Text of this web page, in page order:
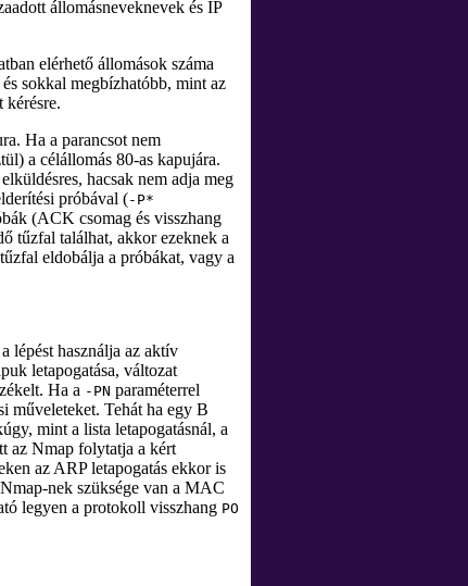
állomásneveknevek és IP
elérhető állomások száma
sokkal megbízhatóbb, mint az
kérésre.
Ha a parancsot nem
a célállomás 80-as kapujára.
hacsak nem adja meg
próbával (-P*
(ACK csomag és visszhang
tűzfal találhat, akkor ezeknek a
eldobálja a próbákat, vagy a
lépést használja az aktív
letapogatása, változat
Ha a -PN paraméterrel
műveleteket. Tehát ha egy B
mint a lista letapogatásnál, a
az Nmap folytatja a kért
az ARP letapogatás ekkor is
nek szüksége van a MAC
legyen a protokoll visszhang PO